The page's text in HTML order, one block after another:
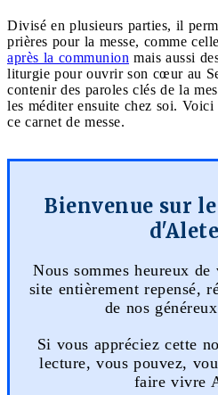
Divisé en plusieurs parties, il
prières pour la messe, comme
après la communion mais aussi
liturgie pour ouvrir son cœur au
contenir des paroles clés de la
les méditer ensuite chez soi.
ce carnet de messe.
Bienvenue sur
Nous sommes heureux
site entièrement repensé,
de nos
Si vous appréciez cette
lecture, vous pouvez,
faire vivre